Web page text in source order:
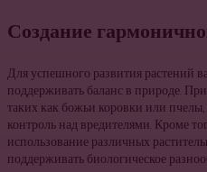
Создание
Для успешного развития растений
поддерживать баланс в природе.
таких как божьи коровки или
контроль над вредителями. Кроме
использование различных
поддерживать биологическое